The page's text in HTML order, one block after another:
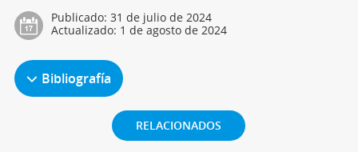
Publicado: 31 de julio de 2024
Actualizado: 1 de agosto de 2024
Bibliografía
RELACIONADOS